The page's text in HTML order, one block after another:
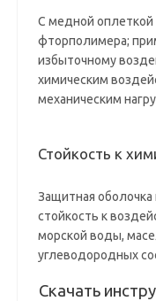
С медной оплеткой
фторполимера;
избыточному
химическим
механическим
Стойкость к
Защитная
стойкость к
морской воды,
углеводородных
Скачать